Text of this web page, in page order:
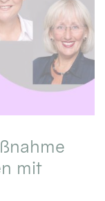
mit